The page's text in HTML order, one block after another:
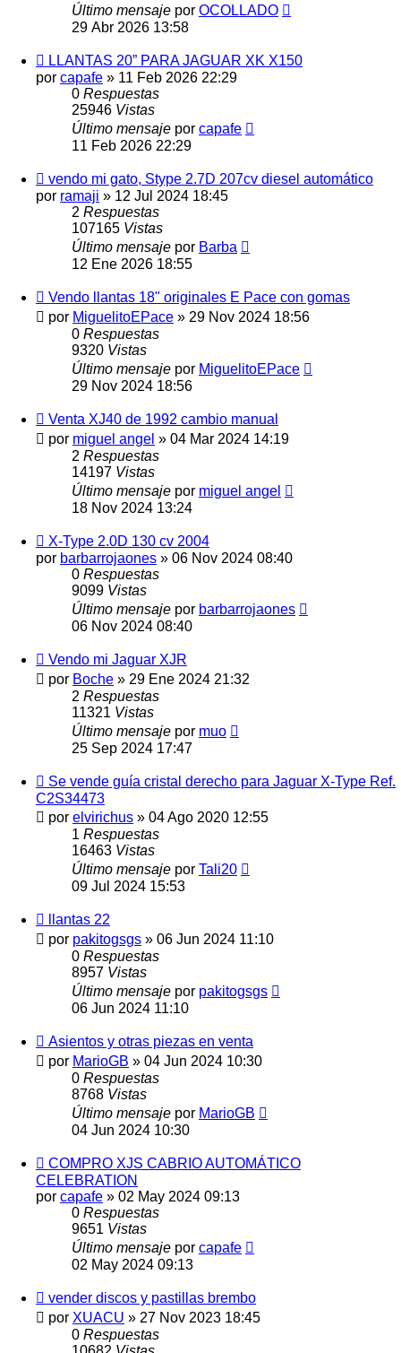
Último mensaje por OCOLLADO
29 Abr 2026 13:58
LLANTAS 20” PARA JAGUAR XK X150
por capafe » 11 Feb 2026 22:29
0 Respuestas
25946 Vistas
Último mensaje por capafe
11 Feb 2026 22:29
vendo mi gato, Stype 2.7D 207cv diesel automático
por ramaji » 12 Jul 2024 18:45
2 Respuestas
107165 Vistas
Último mensaje por Barba
12 Ene 2026 18:55
Vendo llantas 18" originales E Pace con gomas
por MiguelitoEPace » 29 Nov 2024 18:56
0 Respuestas
9320 Vistas
Último mensaje por MiguelitoEPace
29 Nov 2024 18:56
Venta XJ40 de 1992 cambio manual
por miguel angel » 04 Mar 2024 14:19
2 Respuestas
14197 Vistas
Último mensaje por miguel angel
18 Nov 2024 13:24
X-Type 2.0D 130 cv 2004
por barbarrojaones » 06 Nov 2024 08:40
0 Respuestas
9099 Vistas
Último mensaje por barbarrojaones
06 Nov 2024 08:40
Vendo mi Jaguar XJR
por Boche » 29 Ene 2024 21:32
2 Respuestas
11321 Vistas
Último mensaje por muo
25 Sep 2024 17:47
Se vende guía cristal derecho para Jaguar X-Type Ref.
C2S34473
por elvirichus » 04 Ago 2020 12:55
1 Respuestas
16463 Vistas
Último mensaje por Tali20
09 Jul 2024 15:53
llantas 22
por pakitogsgs » 06 Jun 2024 11:10
0 Respuestas
8957 Vistas
Último mensaje por pakitogsgs
06 Jun 2024 11:10
Asientos y otras piezas en venta
por MarioGB » 04 Jun 2024 10:30
0 Respuestas
8768 Vistas
Último mensaje por MarioGB
04 Jun 2024 10:30
COMPRO XJS CABRIO AUTOMÁTICO
CELEBRATION
por capafe » 02 May 2024 09:13
0 Respuestas
9651 Vistas
Último mensaje por capafe
02 May 2024 09:13
vender discos y pastillas brembo
por XUACU » 27 Nov 2023 18:45
0 Respuestas